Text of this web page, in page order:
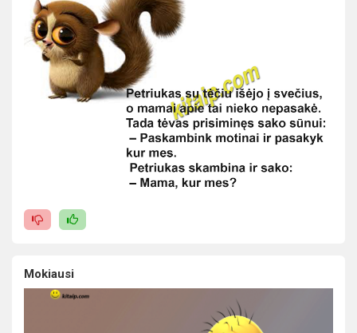
Mokiausi